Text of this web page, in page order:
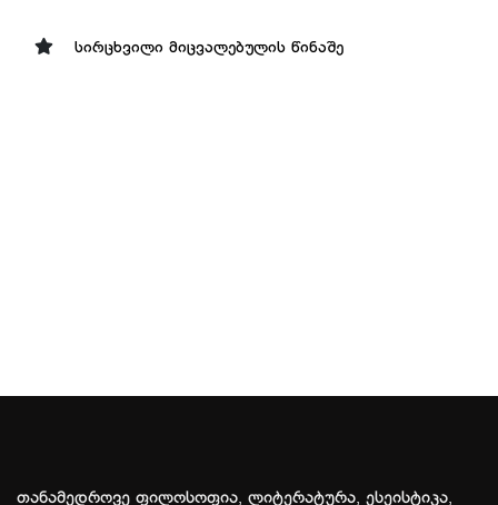
სირცხვილი მიცვალებულის წინაშე
თანამედროვე ფილოსოფია, ლიტერატურა, ესეისტიკა,